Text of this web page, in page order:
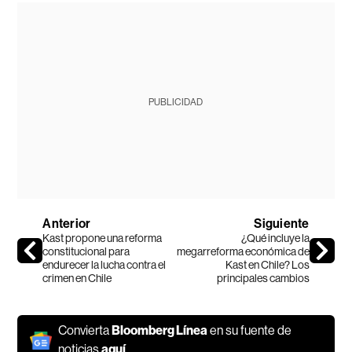
PUBLICIDAD
Anterior
Kast propone una reforma
constitucional para
endurecer la lucha contra el
crimen en Chile
Siguiente
¿Qué incluye la
megarreforma económica de
Kast en Chile? Los
principales cambios
Convierta Bloomberg Líneaen su fuente de